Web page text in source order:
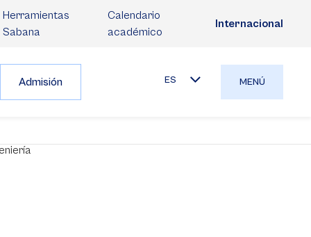
Herramientas
Sabana
Calendario
académico
Internacional
Admisión ES MENÚ